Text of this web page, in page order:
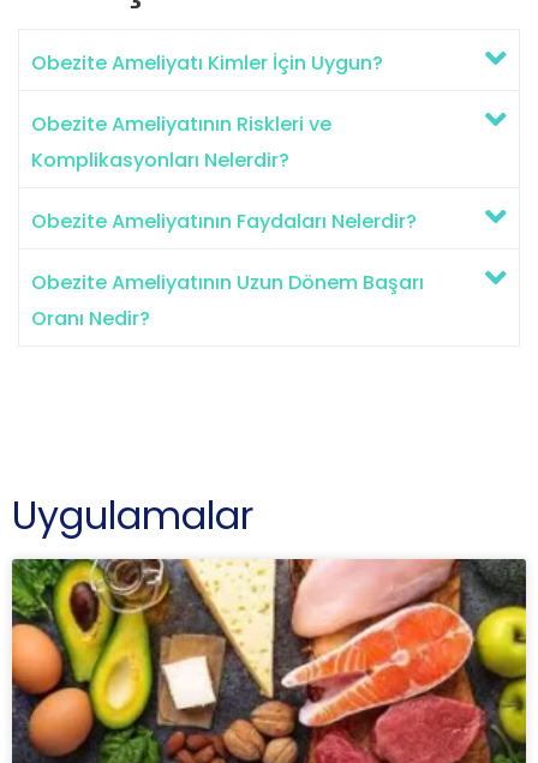
Obezite Ameliyatı Kimler İçin Uygun?
Obezite Ameliyatının Riskleri ve
Komplikasyonları Nelerdir?
Obezite Ameliyatının Faydaları Nelerdir?
Obezite Ameliyatının Uzun Dönem Başarı
Oranı Nedir?
Uygulamalar